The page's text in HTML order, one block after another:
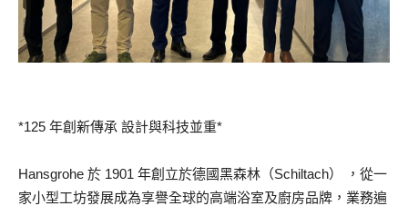
*125 年創新傳承 設計與科技並重*
Hansgrohe 於 1901 年創立於德國黑森林（Schiltach） ，從一
家小型工坊發展成為享譽全球的高端浴室及廚房品牌，業務遍